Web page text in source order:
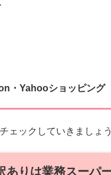
・Yahooショッピング
ェックしていきましょう
ありは業務スーパ